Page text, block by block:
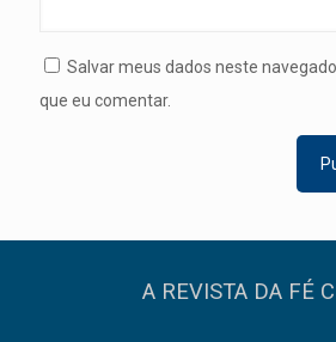
Salvar meus dados neste
que eu comentar.
A REVISTA DA FÉ